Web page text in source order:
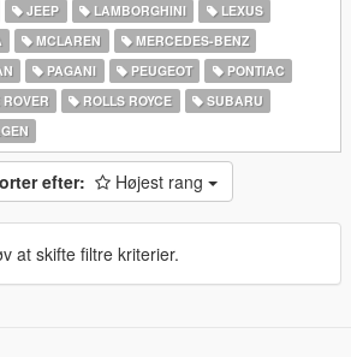
JEEP LAMBORGHINI
LEXUS
MCLAREN
MERCEDES-BENZ
PAGANI PEUGEOT
PONTIAC
ROLLS ROYCE
SUBARU
efter: Højest rang
at skifte filtre kriterier.